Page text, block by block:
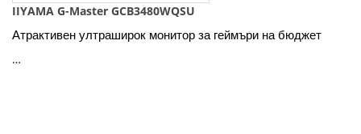
IIYAMA G-Master GCB3480WQSU
Атрактивен ултраширок монитор за геймъри на бюджет
…